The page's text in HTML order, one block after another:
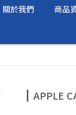
關於我們 商品
APPLE